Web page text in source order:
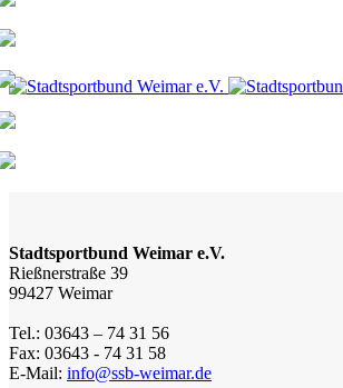
Stadtsportbund Weimar e.V.
Rießnerstraße 39
99427 Weimar
Tel.: 03643 – 74 31 56
Fax: 03643 - 74 31 58
E-Mail: info@ssb-weimar.de